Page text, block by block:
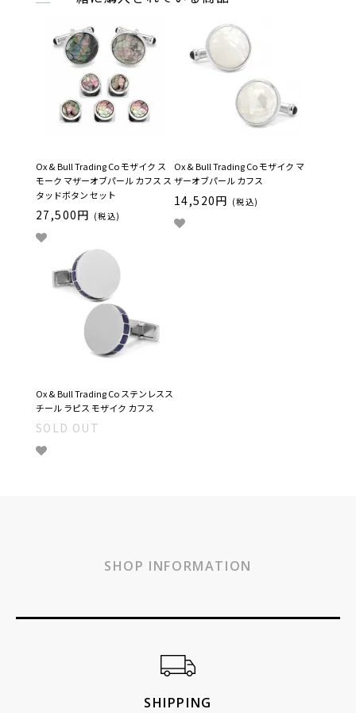
Ox & Bull Trading Co モザイク ス
モーク マザーオブパール カフス ス
タッドボタン セット
27,500円 (税込)
Ox & Bull Trading Co モザイク マ
ザーオブパール カフス
14,520円 (税込)
Ox & Bull Trading Co ステンレスス
チール ラピス モザイク カフス
SOLD OUT
SHOP INFORMATION
SHIPPING